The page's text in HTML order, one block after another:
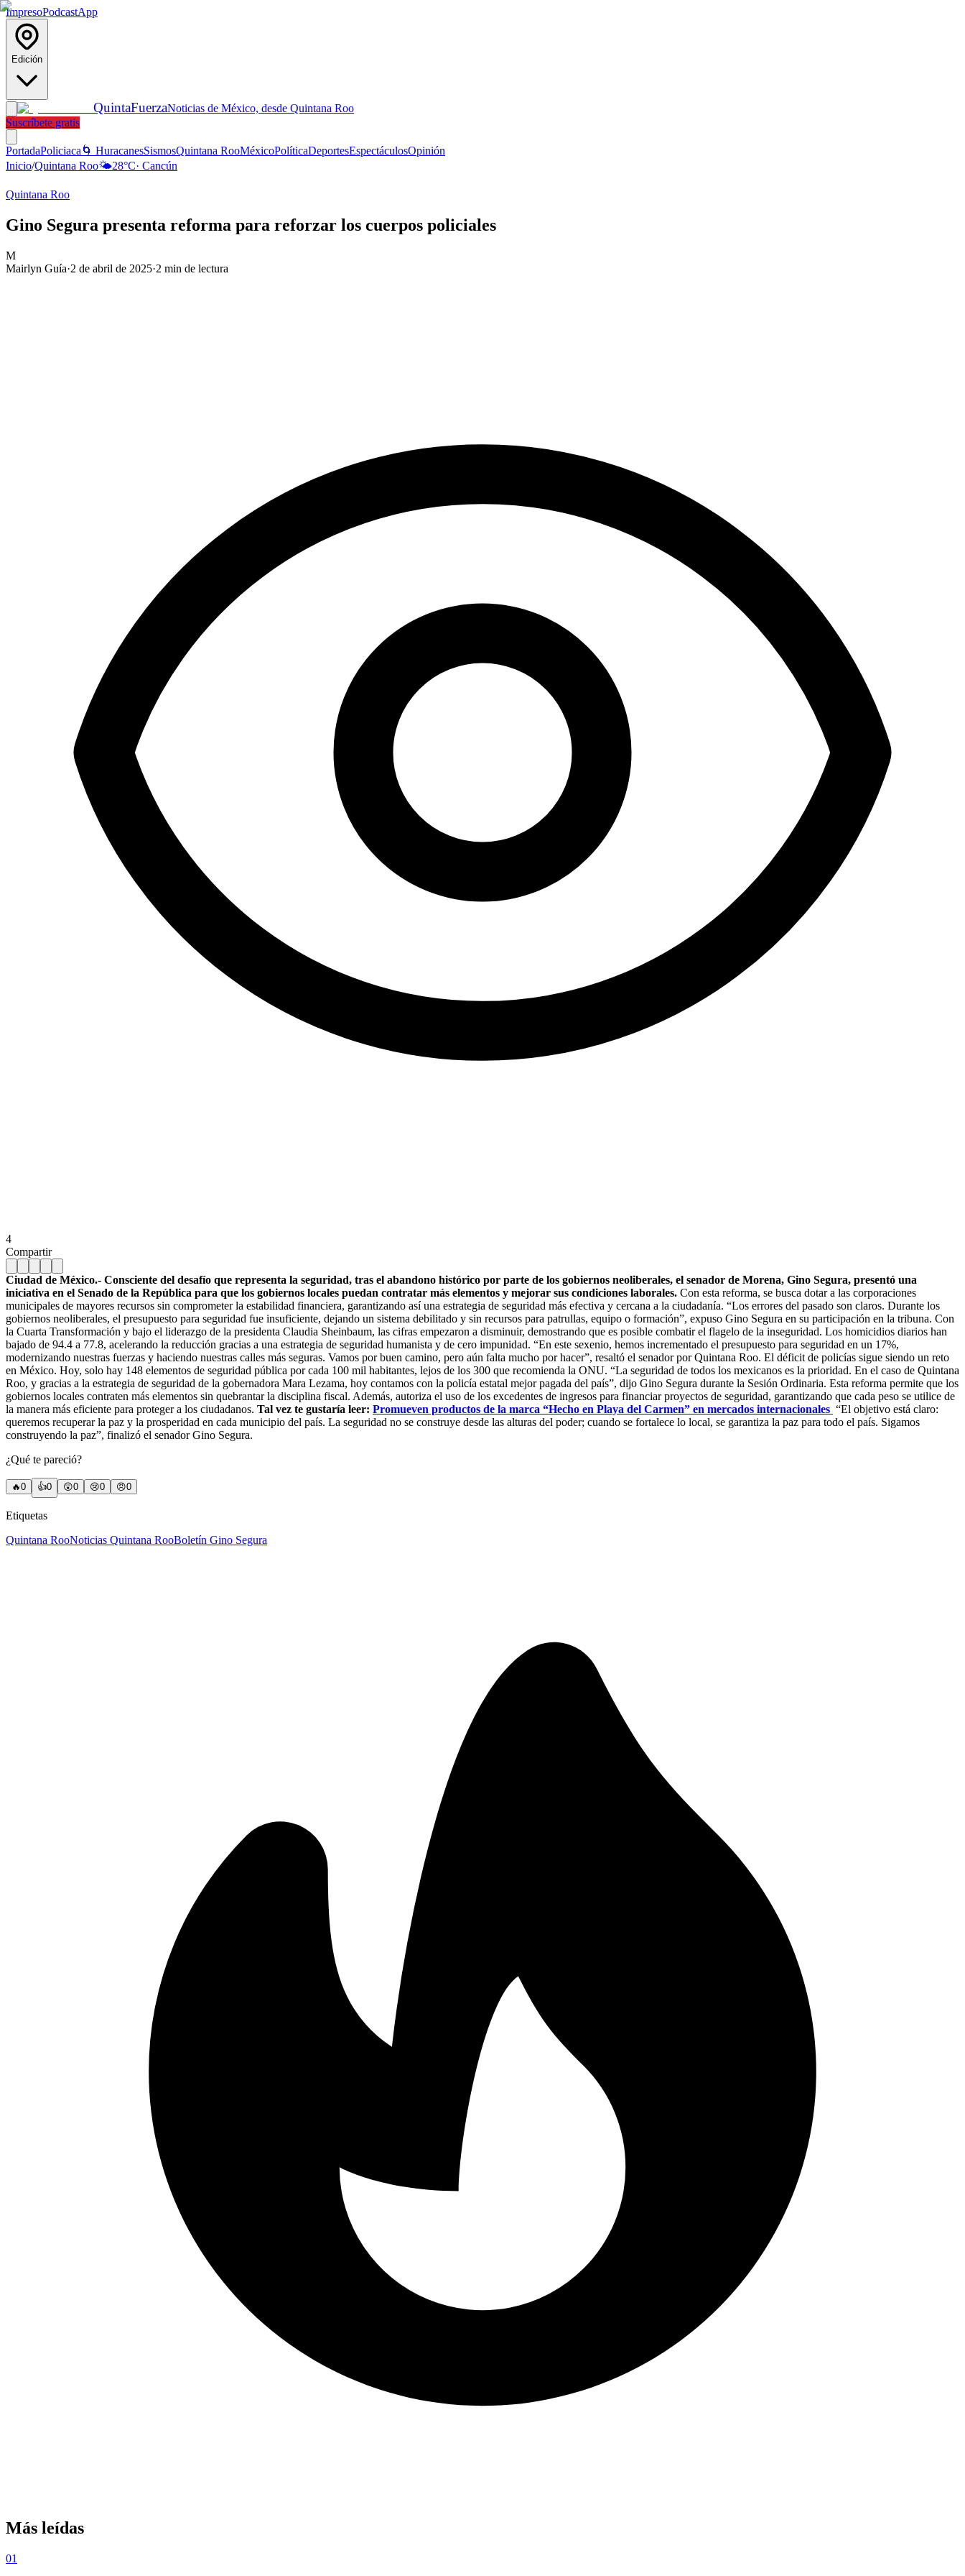
ImpresoPodcastApp
Edición
QuintaFuerzaNoticias de México, desde Quintana Roo
Suscríbete gratis
PortadaPoliciaca 🌀 HuracanesSismosQuintana RooMéxicoPolíticaDeportesEspectáculosOpinión
Inicio/Quintana Roo🌤️28°C· Cancún
Quintana Roo
Gino Segura presenta reforma para reforzar los cuerpos policiales
M
Mairlyn Guía·2 de abril de 2025·2 min de lectura
4
Compartir
Ciudad de México.- Consciente del desafío que representa la seguridad, tras el abandono histórico por parte de los gobiernos neoliberales, el senador de Morena, Gino Segura, presentó una
iniciativa en el Senado de la República para que los gobiernos locales puedan contratar más elementos y mejorar sus condiciones laborales. Con esta reforma, se busca dotar a las corporaciones
municipales de mayores recursos sin comprometer la estabilidad financiera, garantizando así una estrategia de seguridad más efectiva y cercana a la ciudadanía. “Los errores del pasado son claros. Durante los
gobiernos neoliberales, el presupuesto para seguridad fue insuficiente, dejando un sistema debilitado y sin recursos para patrullas, equipo o formación”, expuso Gino Segura en su participación en la tribuna. Con
la Cuarta Transformación y bajo el liderazgo de la presidenta Claudia Sheinbaum, las cifras empezaron a disminuir, demostrando que es posible combatir el flagelo de la inseguridad. Los homicidios diarios han
bajado de 94.4 a 77.8, acelerando la reducción gracias a una estrategia de seguridad humanista y de cero impunidad. “En este sexenio, hemos incrementado el presupuesto para seguridad en un 17%,
modernizando nuestras fuerzas y haciendo nuestras calles más seguras. Vamos por buen camino, pero aún falta mucho por hacer”, resaltó el senador por Quintana Roo. El déficit de policías sigue siendo un reto
en México. Hoy, solo hay 148 elementos de seguridad pública por cada 100 mil habitantes, lejos de los 300 que recomienda la ONU. “La seguridad de todos los mexicanos es la prioridad. En el caso de Quintana
Roo, y gracias a la estrategia de seguridad de la gobernadora Mara Lezama, hoy contamos con la policía estatal mejor pagada del país”, dijo Gino Segura durante la Sesión Ordinaria. Esta reforma permite que los
gobiernos locales contraten más elementos sin quebrantar la disciplina fiscal. Además, autoriza el uso de los excedentes de ingresos para financiar proyectos de seguridad, garantizando que cada peso se utilice de
la manera más eficiente para proteger a los ciudadanos. Tal vez te gustaría leer: Promueven productos de la marca “Hecho en Playa del Carmen” en mercados internacionales “El objetivo está claro:
queremos recuperar la paz y la prosperidad en cada municipio del país. La seguridad no se construye desde las alturas del poder; cuando se fortalece lo local, se garantiza la paz para todo el país. Sigamos
construyendo la paz”, finalizó el senador Gino Segura.
¿Qué te pareció?
🔥0 👍0 😲0 😢0 😠0
Etiquetas
Quintana RooNoticias Quintana RooBoletín Gino Segura
Más leídas
01